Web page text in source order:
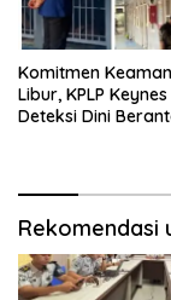
Komitmen
Libur, KPLP
Deteksi Dini
Rekomendasi